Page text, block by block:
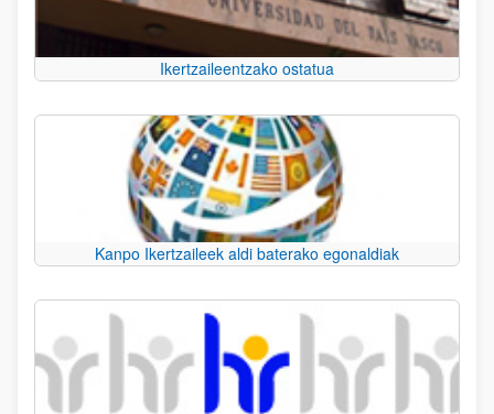
Ikertzaileentzako ostatua
Kanpo Ikertzaileek aldi baterako egonaldiak